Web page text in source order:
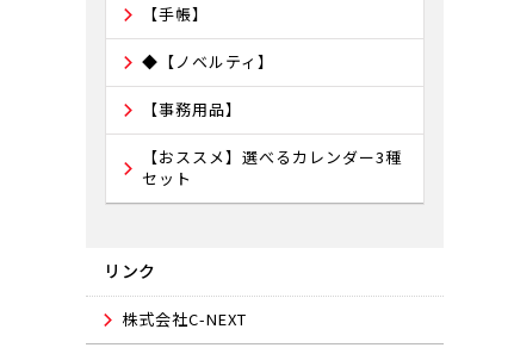
【手帳】
◆【ノベルティ】
【事務用品】
【おススメ】選べるカレンダー3種
セット
リンク
株式会社C-NEXT